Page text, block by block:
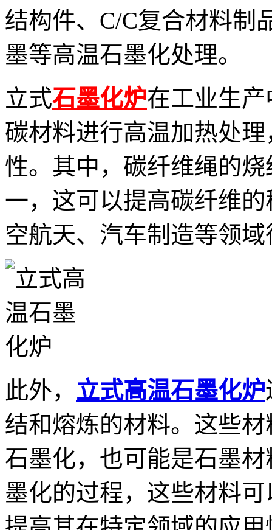
结构件、C/C复合材料制
墨等高温石墨化处理。
立式石墨化炉在工业生
碳材料进行高温加热处
性。其中，碳纤维绳的
一，这可以提高碳纤维
空航天、汽车制造等领
此外， 立式高温石墨化炉
结和熔炼的材料。这些
石墨化，也可能是石墨
墨化的过程，这些材料